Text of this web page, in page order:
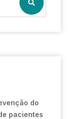
do
pacientes